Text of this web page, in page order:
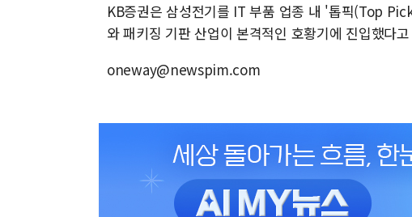
KB증권은 삼성전기를 IT 부품 업종 내 '톱픽(Top
와 패키징 기판 산업이 본격적인 호황기에 진입했다
oneway@newspim.com